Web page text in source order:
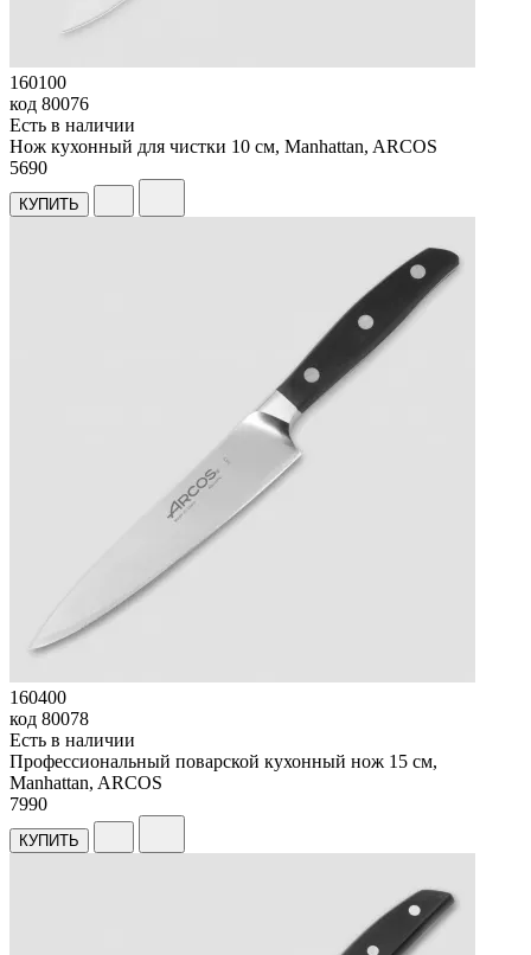
160100
код 80076
Есть в наличии
Нож кухонный для чистки 10 см, Manhattan, ARCOS
5690
КУПИТЬ
160400
код 80078
Есть в наличии
Профессиональный поварской кухонный нож 15 см,
Manhattan, ARCOS
7990
КУПИТЬ